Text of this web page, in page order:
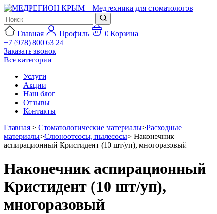
Главная Профиль 0 Корзина
+7 (978) 800 63 24
Заказать звонок
Все категории
Услуги
Акции
Наш блог
Отзывы
Контакты
Главная > Стоматологические материалы>Расходные
материалы>Слюноотсосы, пылесосы> Наконечник
аспирационный Кристидент (10 шт/уп), многоразовый
Наконечник аспирационный
Кристидент (10 шт/уп),
многоразовый